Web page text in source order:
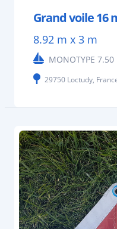
Grand voile 16
8.92 m x 3 m
MONOTYPE 7.50
29750 Loctudy,